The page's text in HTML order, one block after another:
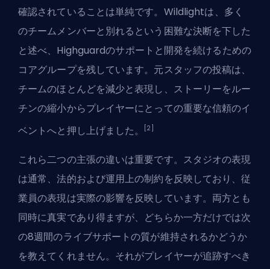
確認されていることは単純です。Wildlightは、多く
のチームメンバーと別れるという困難な決断を下した
と述べ、Highguardのサポートと開発を続けるための
コアグループを残しています。元スタッフの投稿は、
チームのほとんどを減少と表現し、ストーリーをルー
チンの縮小からプレイヤーにとっての重要な信頼のイ
ベントへと押し上げました。
[2]
これら二つの主張の違いは重要です。スタジオの表現
は通常、法的および運用上の制約を反映しており、従
業員の表現は実際の影響を反映しています。両方とも
同時に真実であり得ますが、どちらか一方だけでは次
の8週間のライブサポートの質が維持されるかどうか
を教えてくれません。それがプレイヤーが追跡すべき